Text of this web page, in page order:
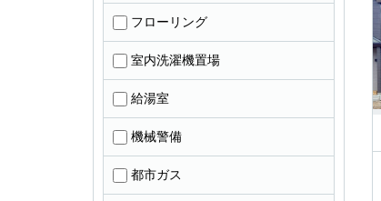
フローリング
室内洗濯機置場
給湯室
機械警備
都市ガス